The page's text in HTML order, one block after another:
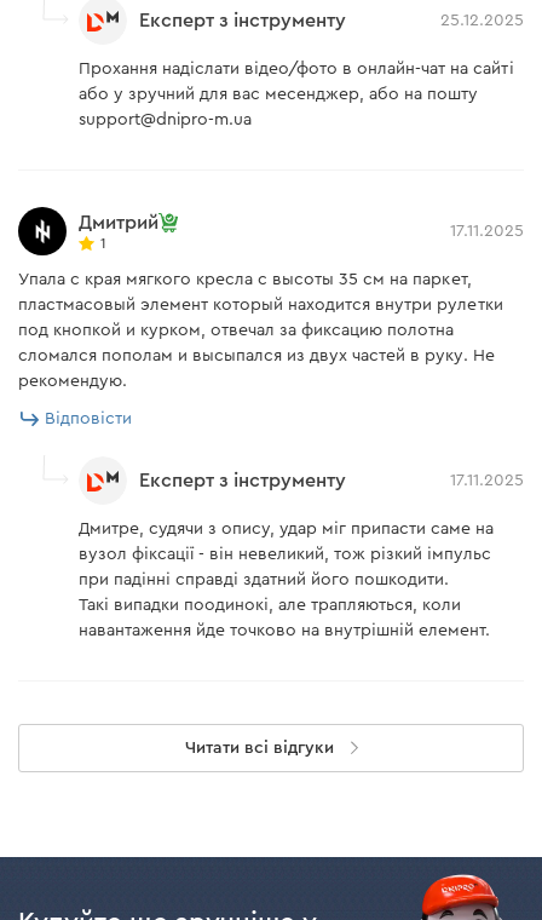
Експерт з інструменту 25.12.2025
Прохання надіслати відео/фото в онлайн-чат на сайті
або у зручний для вас месенджер, або на пошту
support@dnipro-m.ua
Дмитрий
1
17.11.2025
Упала с края мягкого кресла с высоты 35 см на паркет,
пластмасовый элемент который находится внутри рулетки
под кнопкой и курком, отвечал за фиксацию полотна
сломался пополам и высыпался из двух частей в руку. Не
рекомендую.
Відповісти
Експерт з інструменту 17.11.2025
Дмитре, судячи з опису, удар міг припасти саме на
вузол фіксації - він невеликий, тож різкий імпульс
при падінні справді здатний його пошкодити.
Такі випадки поодинокі, але трапляються, коли
навантаження йде точково на внутрішній елемент.
Читати всі відгуки